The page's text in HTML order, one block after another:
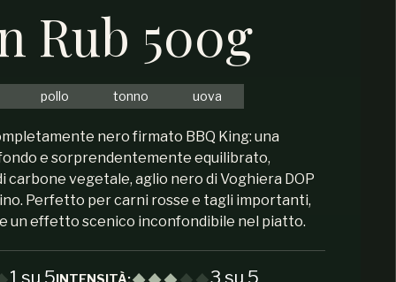
Rub 500g
pollo tonno uova
nero firmato BBQ King: una
e sorprendentemente equilibrato,
carbone vegetale, aglio nero di Voghiera DOP
Perfetto per carni rosse e tagli importanti,
un effetto scenico inconfondibile nel piatto.
1 su 5 3 su 5